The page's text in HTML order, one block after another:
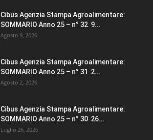
Cibus Agenzia Stampa Agroalimentare:
SOMMARIO Anno 25 – n° 32 9...
Agosto 9, 2026
Cibus Agenzia Stampa Agroalimentare:
SOMMARIO Anno 25 – n° 31 2...
Agosto 2, 2026
Cibus Agenzia Stampa Agroalimentare:
SOMMARIO Anno 25 – n° 30 26...
Luglio 26, 2026